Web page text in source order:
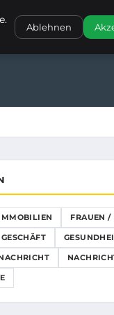
FRAUEN /
GESCHÄFT
Ablehnen